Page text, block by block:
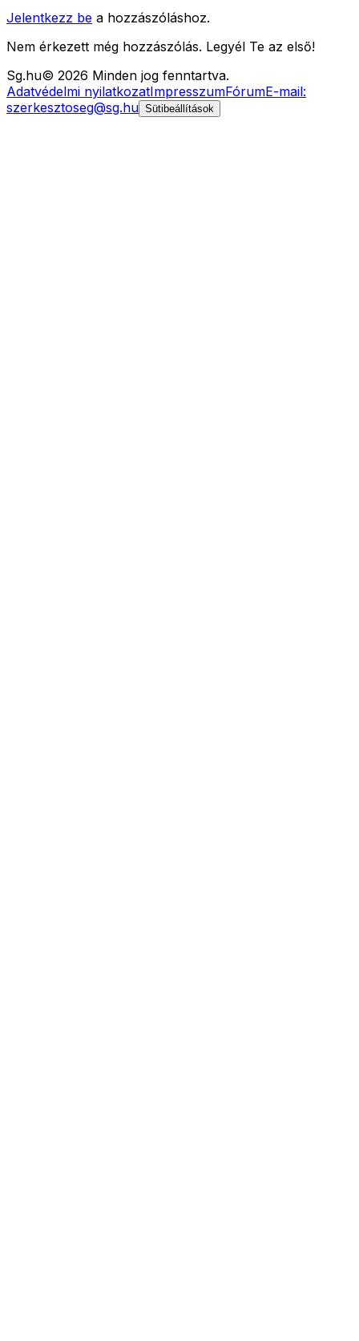
Jelentkezz be a hozzászóláshoz.
Nem érkezett még hozzászólás. Legyél Te az első!
Sg.hu© 2026 Minden jog fenntartva.
Adatvédelmi nyilatkozatImpresszumFórumE-mail:
szerkesztoseg@sg.hu Sütibeállítások